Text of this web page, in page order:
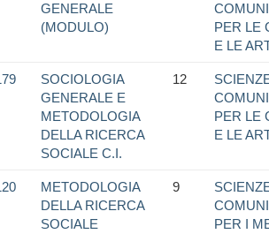
GENERALE
(MODULO)
PER LE
E LE
SOCIOLOGIA
GENERALE E
METODOLOGIA
DELLA RICERCA
SOCIALE C.I.
12
PER LE
E LE
METODOLOGIA
DELLA RICERCA
SOCIALE
9
PER I